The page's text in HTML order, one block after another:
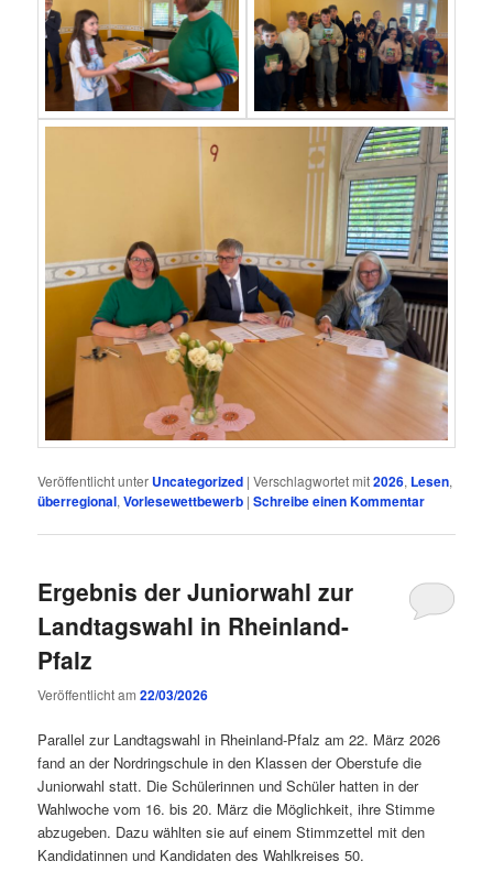
Veröffentlicht unter Uncategorized |Verschlagwortet mit2026, Lesen,
überregional,Vorlesewettbewerb |Schreibe einen Kommentar
Ergebnis der Juniorwahl zur
Landtagswahl in Rheinland-
Pfalz
Veröffentlicht am22/03/2026
Parallel zur Landtagswahl in Rheinland-Pfalz am 22. März 2026
fand an der Nordringschule in den Klassen der Oberstufe die
Juniorwahl statt. Die Schülerinnen und Schüler hatten in der
Wahlwoche vom 16. bis 20. März die Möglichkeit, ihre Stimme
abzugeben. Dazu wählten sie auf einem Stimmzettel mit den
Kandidatinnen und Kandidaten des Wahlkreises 50.